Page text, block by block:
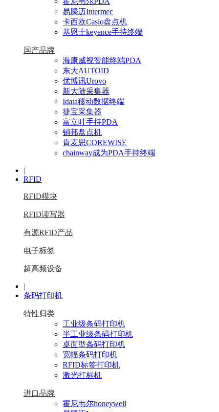
易腾迈Intermec
卡西欧Casio盘点机
基恩士keyence手持终端
国产品牌
海康威视智能终端PDA
东大AUTOID
优博讯Urovo
新大陆采集器
Idata移动数据终端
捷宝采集器
富立叶手持PDA
销邦盘点机
肯麦思COREWISE
chainway成为PDA手持终端
|
RFID
RFID模块
RFID读写器
有源RFID产品
电子标签
超高频设备
|
条码打印机
特性归类
工业级条码打印机
半工业级条码打印机
桌面型条码打印机
宽幅条码打印机
RFID标签打印机
激光打标机
进口品牌
霍尼韦尔honeywell